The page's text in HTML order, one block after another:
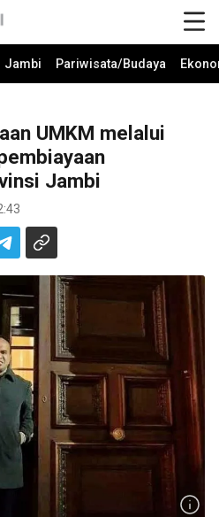
Jambi Pariwisata/Budaya
UMKM melalui
Jambi